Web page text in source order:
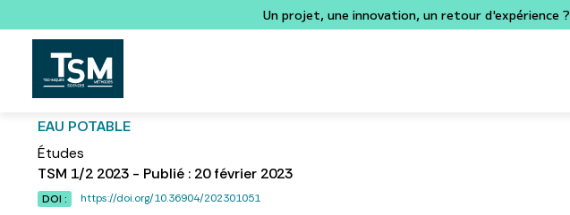
Un projet, une innovation, un retour d'expérience ?
EAU POTABLE
Études
TSM 1/2 2023 - Publié : 20 février 2023
DOI : https://doi.org/10.36904/202301051